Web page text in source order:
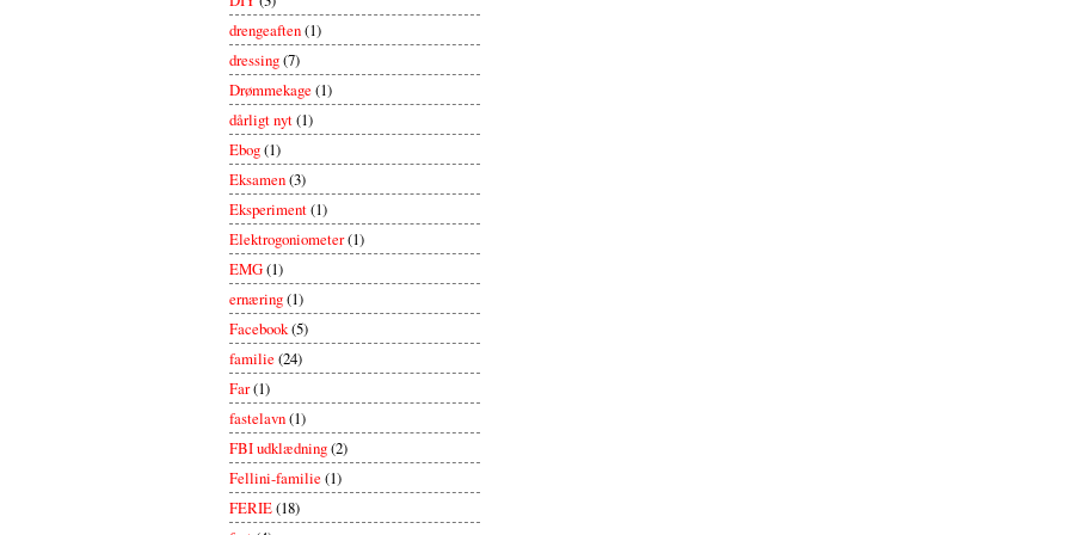
drengeaften(1)
dressing(7)
Drømmekage(1)
dårligt nyt(1)
Ebog(1)
Eksamen(3)
Eksperiment(1)
Elektrogoniometer(1)
EMG(1)
ernæring(1)
Facebook(5)
familie(24)
Far(1)
fastelavn(1)
FBI udklædning(2)
Fellini-familie(1)
FERIE(18)